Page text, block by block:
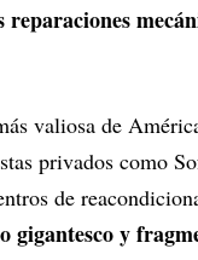
valiosa de
privados como
de
gigantesco y